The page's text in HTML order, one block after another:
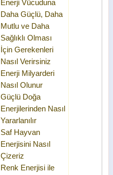
Enerji Vücuduna
Daha Güçlü, Daha
Mutlu ve Daha
Sağlıklı Olması
İçin Gerekenleri
Nasıl Verirsiniz
Enerji Milyarderi
Nasıl Olunur
Güçlü Doğa
Enerjilerinden Nasıl
Yararlanılır
Saf Hayvan
Enerjisini Nasıl
Çizeriz
Renk Enerjisi ile